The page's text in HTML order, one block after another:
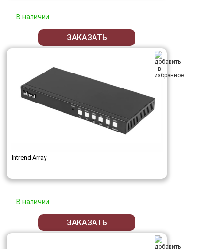
В наличии
ЗАКАЗАТЬ
Intrend Array
В наличии
ЗАКАЗАТЬ